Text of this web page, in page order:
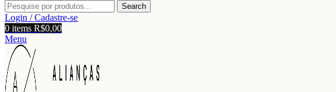
Search
Login / Cadastre-se
0 items R$0,00
Menu